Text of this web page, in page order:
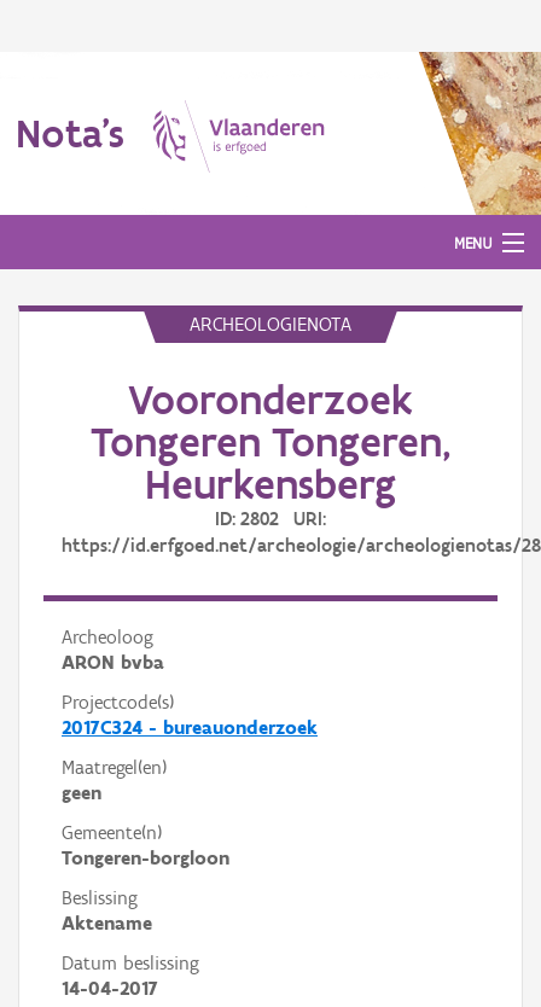
Nota's
MENU
ARCHEOLOGIENOTA
Vooronderzoek
Tongeren Tongeren,
Heurkensberg
ID: 2802 URI:
https://id.erfgoed.net/archeologie/archeologienotas/
Archeoloog
ARON bvba
Projectcode(s)
2017C324 - bureauonderzoek
Maatregel(en)
geen
Gemeente(n)
Tongeren-borgloon
Beslissing
Aktename
Datum beslissing
14-04-2017